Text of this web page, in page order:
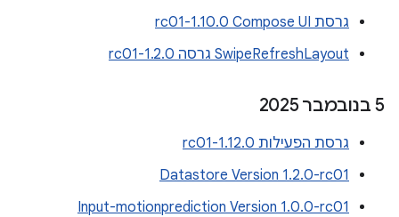
גרסת Compose UI‏ 1.10.0-rc01
SwipeRefreshLayout גרסה 1.2.0-rc01
‫5 בנובמבר 2025
גרסת הפעילות 1.12.0-rc01
Datastore Version 1.2.0-rc01
Input-motionprediction Version 1.0.0-rc01